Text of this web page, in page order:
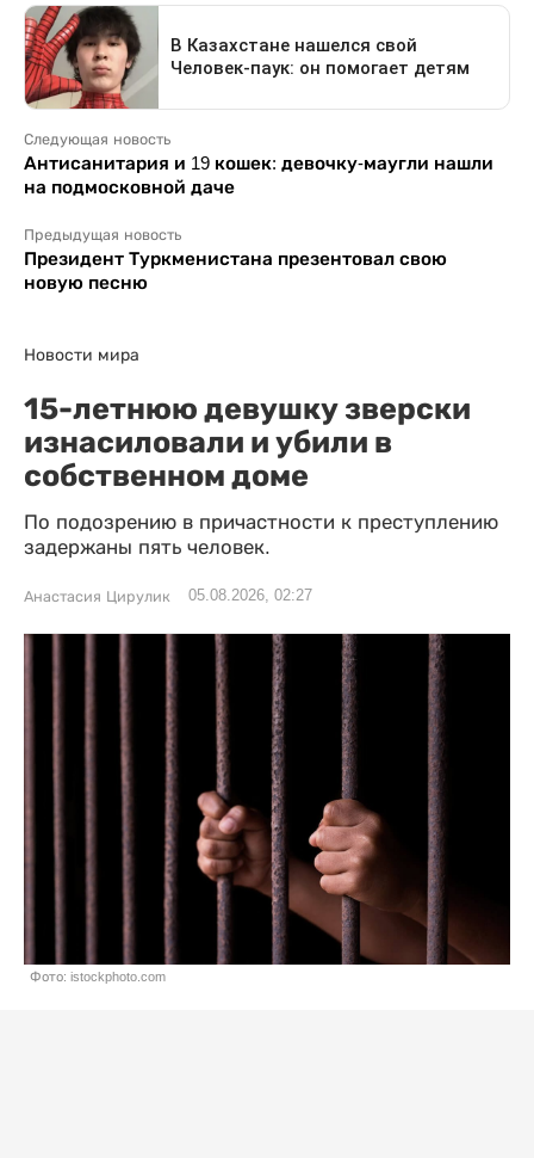
Следующая новость
Антисанитария и 19 кошек: девочку-маугли нашли
на подмосковной даче
Предыдущая новость
Президент Туркменистана презентовал свою
новую песню
Новости мира
15-летнюю девушку зверски
изнасиловали и убили в
собственном доме
По подозрению в причастности к преступлению
задержаны пять человек.
Анастасия Цирулик 05.08.2026, 02:27
Фото: istockphoto.com